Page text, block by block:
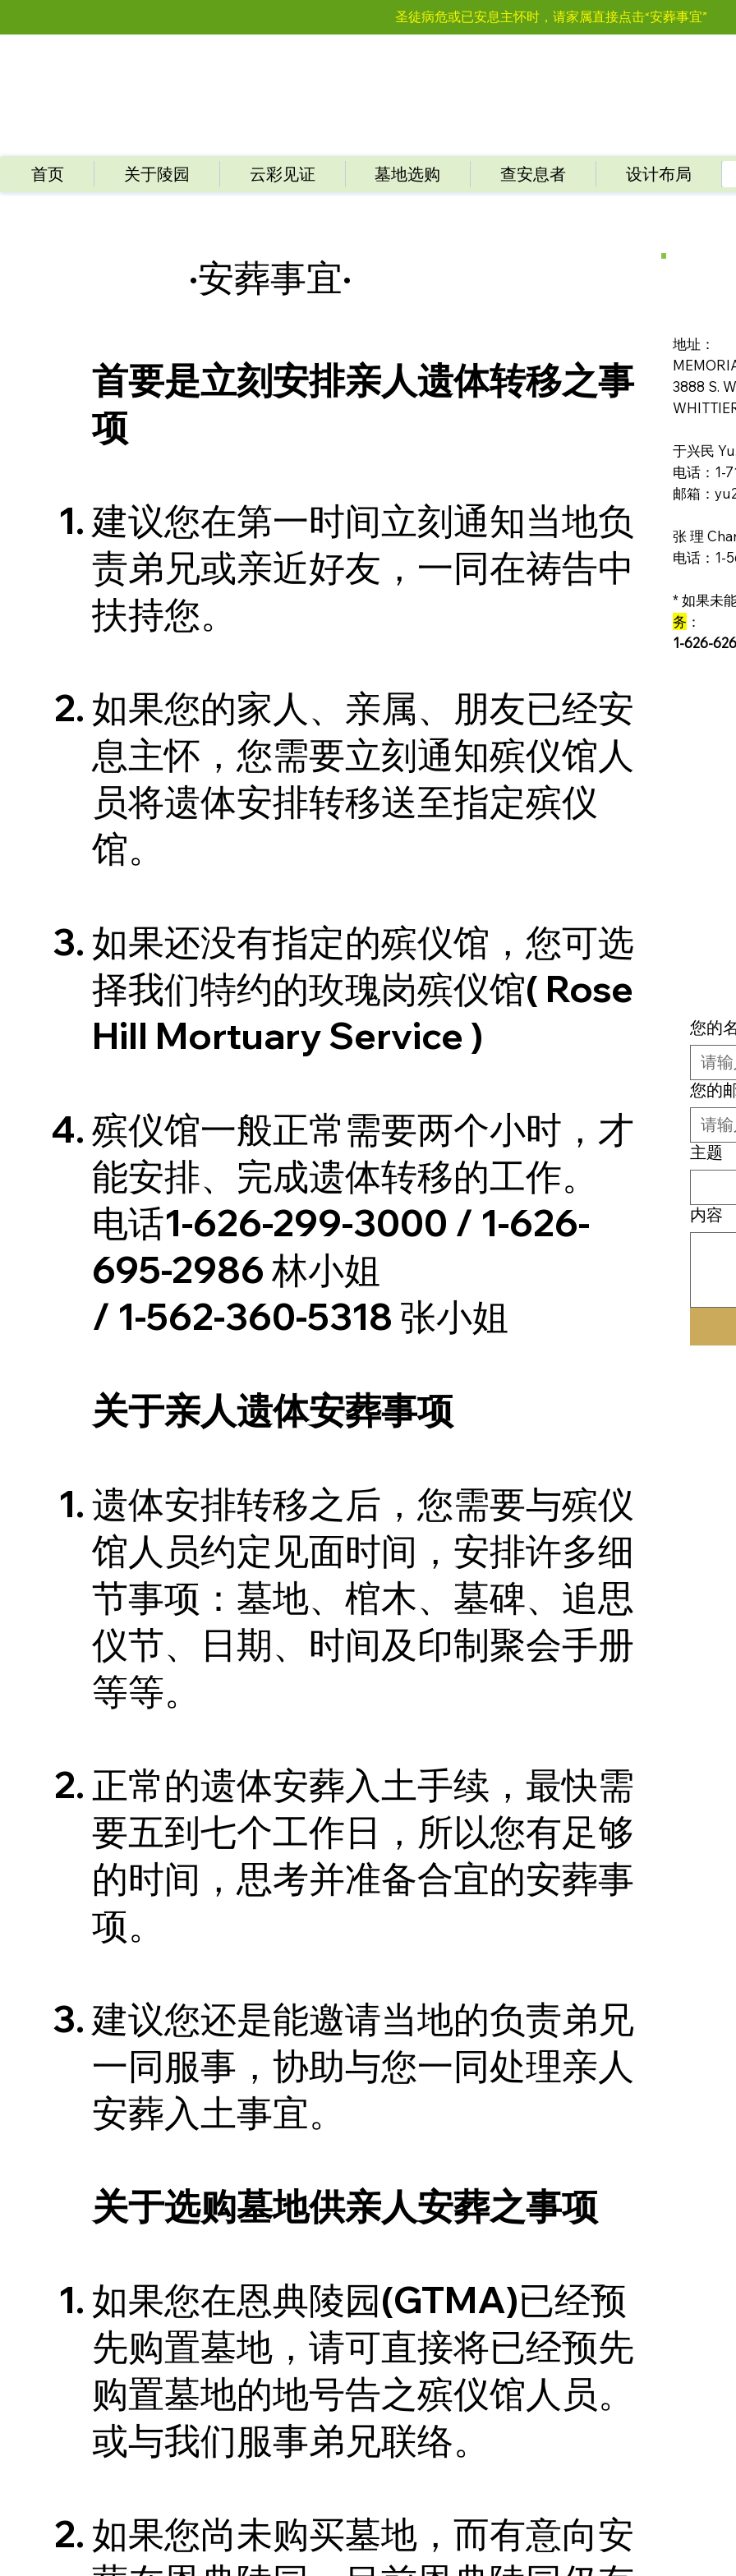
圣徒病危或已安息主怀时，请家属直接点击“安葬事宜”
首页 关于陵园 云彩见证 墓地选购 查安息者 设计布局
首要是立刻安排亲人遗体转移之事
项
建议您在第一时间立刻通知当地负
责弟兄或亲近好友，一同在祷告中
扶持您。
如果您的家人、亲属、朋友已经安
息主怀，您需要立刻通知殡仪馆人
员将遗体安排转移送至指定殡仪
馆。
如果还没有指定的殡仪馆，您可选
择我们特约的玫瑰岗殡仪馆( Rose
Hill Mortuary Service )
殡仪馆一般正常需要两个小时，才
能安排、完成遗体转移的工作。
电话1-626-299-3000 / 1-626-
695-2986 林小姐
/ 1-562-360-5318 张小姐
关于亲人遗体安葬事项
遗体安排转移之后，您需要与殡仪
馆人员约定见面时间，安排许多细
节事项：墓地、棺木、墓碑、追思
仪节、日期、时间及印制聚会手册
等等。
正常的遗体安葬入土手续，最快需
要五到七个工作日，所以您有足够
的时间，思考并准备合宜的安葬事
项。
建议您还是能邀请当地的负责弟兄
一同服事，协助与您一同处理亲人
安葬入土事宜。
关于选购墓地供亲人安葬之事项
如果您在恩典陵园(GTMA)已经预
先购置墓地，请可直接将已经预先
购置墓地的地号告之殡仪馆人员。
或与我们服事弟兄联络。
如果您尚未购买墓地，而有意向安
·安葬事宜·
地址：
3888 S.
于兴民
电话：1-
邮箱：
张 理
电话：1-
* 如果未
务 ：
1-626-
您的
您的
主题
内容